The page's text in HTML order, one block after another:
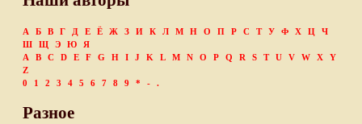
А Б В Г Д Е Ё Ж З И К Л М Н О П Р С Т У Ф Х Ц
Ч
Ш
Щ Э Ю
Я
A
B C D E F G H I J K L M N O P Q R S T U V W X
Y
Z
0
1 2 3 4 5 6 7 8 9 * - .
Разное